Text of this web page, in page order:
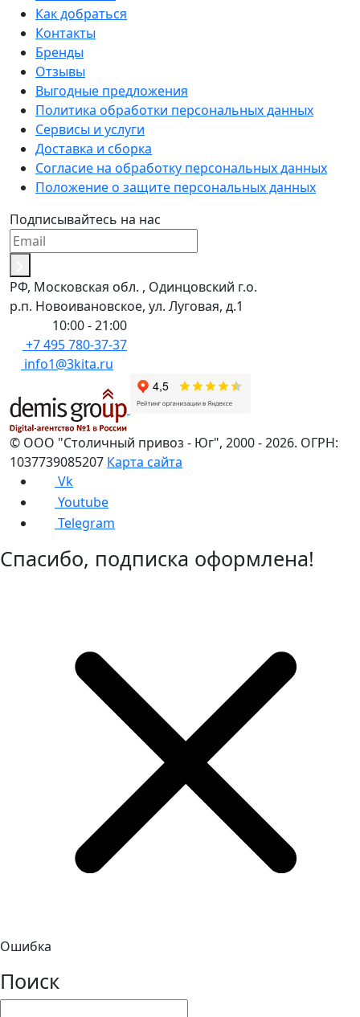
Как добраться
Контакты
Бренды
Отзывы
Выгодные предложения
Политика обработки персональных данных
Сервисы и услуги
Доставка и сборка
Согласие на обработку персональных данных
Положение о защите персональных данных
Подписывайтесь на нас
РФ, Московская обл. , Одинцовский г.о.
р.п. Новоивановское, ул. Луговая, д.1
10:00 - 21:00
+7 495 780-37-37
info1@3kita.ru
© ООО "Столичный привоз - Юг", 2000- 2026. ОГРН:
1037739085207 Карта сайта
Vk
Youtube
Telegram
Спасибо, подписка оформлена!
Ошибка
Поиск